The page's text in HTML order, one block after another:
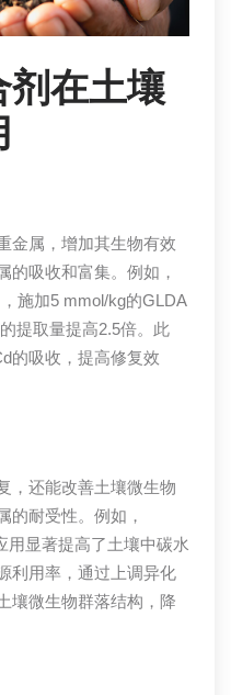
剂在土壤
金属，增加其生物有效
的吸收和富集。例如，
施加5 mmol/kg的GLDA
提取量提高2.5倍。此
的吸收，提高修复效
，还能改善土壤微生物
的耐受性。例如，
用显著提高了土壤中碳水
利用率，通过上调异化
壤微生物群落结构，降